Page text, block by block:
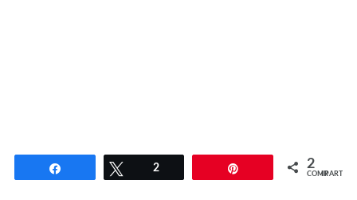
Compartir Twittear
2 2
COMPARTIR